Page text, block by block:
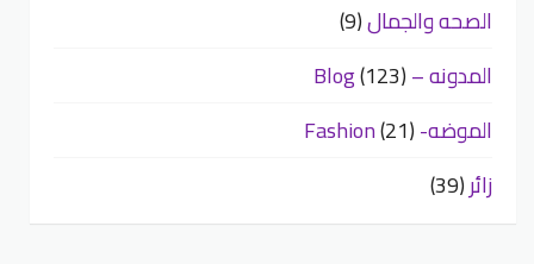
الصحه والجمال(9)
المدونه – Blog(123)
الموضه- Fashion(21)
زائر(39)